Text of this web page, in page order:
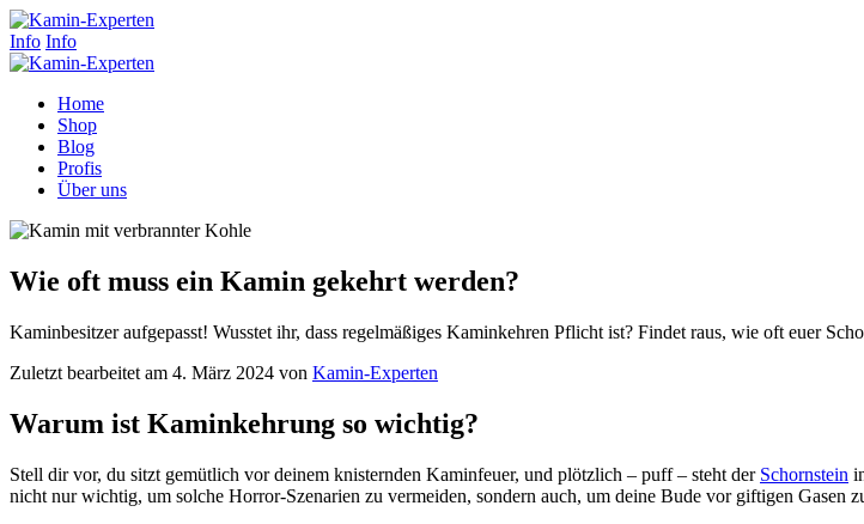
Info Info
Home
Shop
Blog
Profis
Über uns
Wie oft muss ein Kamin gekehrt werden?
Kaminbesitzer aufgepasst! Wusstet ihr, dass regelmäßiges Kaminkehren Pflicht ist? Findet raus, wie oft euer
Zuletzt bearbeitet am 4. März 2024 von Kamin-Experten
Warum ist Kaminkehrung so wichtig?
Stell dir vor, du sitzt gemütlich vor deinem knisternden Kaminfeuer, und plötzlich – puff – steht der Schornstein
nicht nur wichtig, um solche Horror-Szenarien zu vermeiden, sondern auch, um deine Bude vor giftigen Gasen